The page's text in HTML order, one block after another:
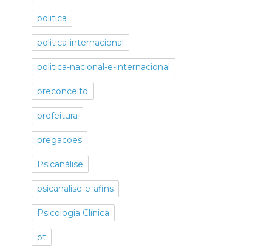
politica
politica-internacional
politica-nacional-e-internacional
preconceito
prefeitura
pregacoes
Psicanálise
psicanalise-e-afins
Psicologia Clínica
pt